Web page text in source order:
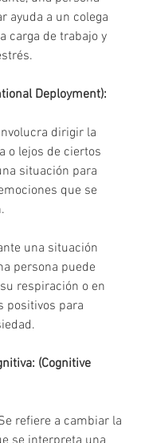
ayuda a un colega
carga de trabajo y
Deployment):
dirigir la
o lejos de ciertos
situación para
que se
una situación
persona puede
respiración o en
positivos para
(Cognitive
refiere a cambiar la